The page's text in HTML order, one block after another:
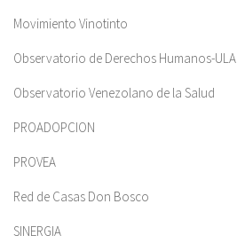
Movimiento Vinotinto
Observatorio de Derechos Humanos-ULA
Observatorio Venezolano de la Salud
PROADOPCION
PROVEA
Red de Casas Don Bosco
SINERGIA